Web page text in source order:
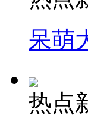
呆萌
热点